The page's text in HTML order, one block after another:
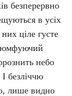
безперервно
в усіх
ціле густе
небо
безліччю
лише видно